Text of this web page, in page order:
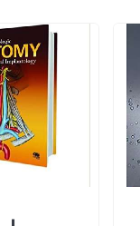
کلیه حقوق